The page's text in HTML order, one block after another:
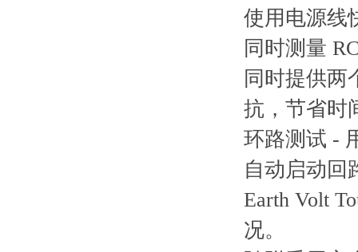
使用电源线
同时测量
同时提供两
抗，节省时
环路测试 -
自动启动回
Earth Volt
况。